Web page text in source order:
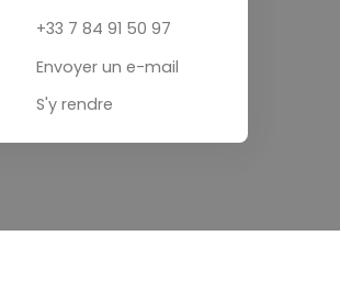
+33 7 84 91 50 97
Envoyer un e-mail
S'y rendre